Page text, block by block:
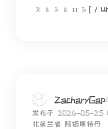
казань[/
ZacharyGap
发布于 2026-05-25
北荷兰省 阿姆斯特丹